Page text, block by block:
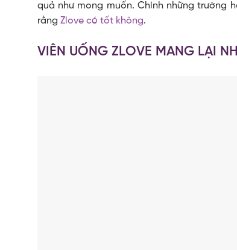
quả như mong muốn. Chính những trường
rằng Zlove có tốt không.
VIÊN UỐNG ZLOVE MANG LẠI